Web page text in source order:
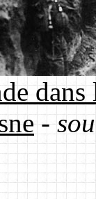
-